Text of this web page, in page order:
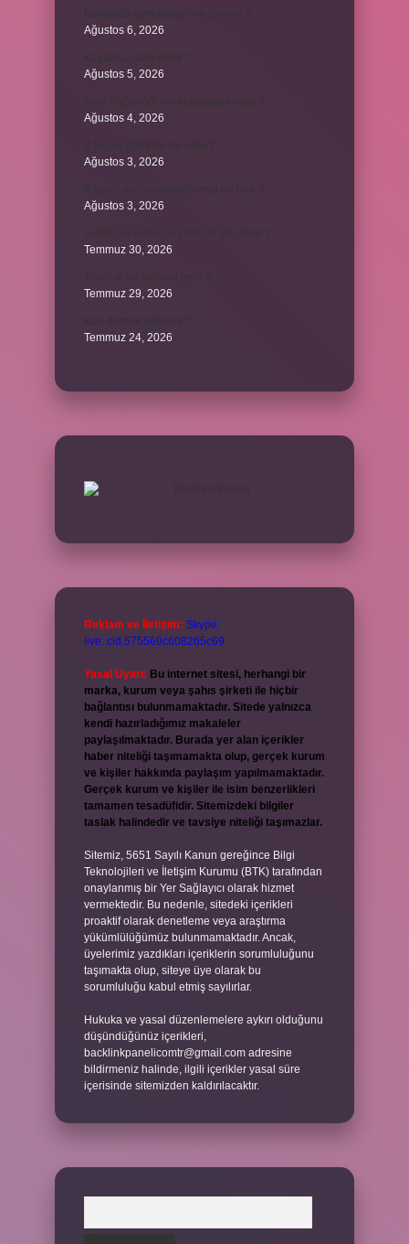
Ağustos 6, 2026
Ağustos 5, 2026
Ağustos 4, 2026
Ağustos 3, 2026
Ağustos 3, 2026
Temmuz 30, 2026
Temmuz 29, 2026
Temmuz 24, 2026
Reklam ve İletişim: Skype:
live:.cid.575569c608265c69
Yasal Uyarı: Bu internet sitesi, herhangi bir
marka, kurum veya şahıs şirketi ile hiçbir
bağlantısı bulunmamaktadır. Sitede yalnızca
kendi hazırladığımız makaleler
paylaşılmaktadır. Burada yer alan içerikler
haber niteliği taşımamakta olup, gerçek kurum
ve kişiler hakkında paylaşım yapılmamaktadır.
Gerçek kurum ve kişiler ile isim benzerlikleri
tamamen tesadüfidir. Sitemizdeki bilgiler
taslak halindedir ve tavsiye niteliği taşımazlar.
Sitemiz, 5651 Sayılı Kanun gereğince Bilgi
Teknolojileri ve İletişim Kurumu (BTK) tarafından
onaylanmış bir Yer Sağlayıcı olarak hizmet
vermektedir. Bu nedenle, sitedeki içerikleri
proaktif olarak denetleme veya araştırma
yükümlülüğümüz bulunmamaktadır. Ancak,
üyelerimiz yazdıkları içeriklerin sorumluluğunu
taşımakta olup, siteye üye olarak bu
sorumluluğu kabul etmiş sayılırlar.
Hukuka ve yasal düzenlemelere aykırı olduğunu
düşündüğünüz içerikleri,
backlinkpanelicomtr@gmail.com adresine
bildirmeniz halinde, ilgili içerikler yasal süre
içerisinde sitemizden kaldırılacaktır.